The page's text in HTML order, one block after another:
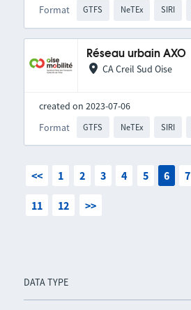
DATA TYPE
Format
GTFS NeTEx SIRI
Réseau urbain AXO
CA Creil Sud Oise
created on 2023-07-06
Format
GTFS NeTEx SIRI
<< 1 2 3 4 5 6 7
11 12 >>